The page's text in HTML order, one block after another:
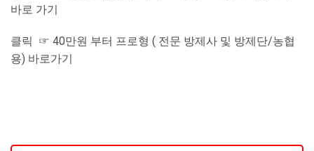
바로 가기
클릭 ☞ 40만원 부터 프로형 ( 전문 방제사 및 방제단/농협
용) 바로가기